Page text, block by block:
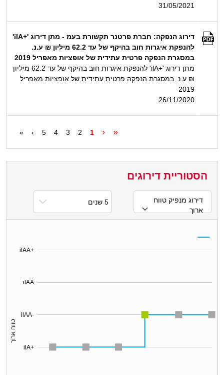
31/05/2021
דירוג הנפקה: חברת פרטנר תקשורת בעמ - מתן דירוג '+ilA'
להנפקת איגרות חוב בהיקף של עד 62.2 מיליון ₪ ע.נ.
במסגרת הנפקה פרטית עתידית של אופציות מאפריל 2019
מתן דירוג '+ilA' להנפקת איגרות חוב בהיקף של עד 62.2 מיליון
₪ ע.נ. במסגרת הנפקה פרטית עתידית של אופציות מאפריל
2019
26/11/2020
«
‹
1
2
3
4
5
›
»
הסטוריית דירוגים
דירוג מנפיק טווח
ארוך
ilA+
ilAA-
ilAA
ilAA+
טווח ארוך